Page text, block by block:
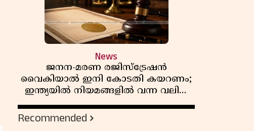
News
ജനന-മരണ രജിസ്ട്രേഷൻ
വൈകിയാൽ ഇനി കോടതി കയറണം;
ഇന്ത്യയിൽ നിയമങ്ങളിൽ വന്ന വലിയ
മാറ്റങ്ങൾ അറിയാം
Recommended